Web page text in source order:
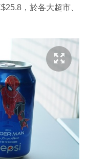
，於各大超市、